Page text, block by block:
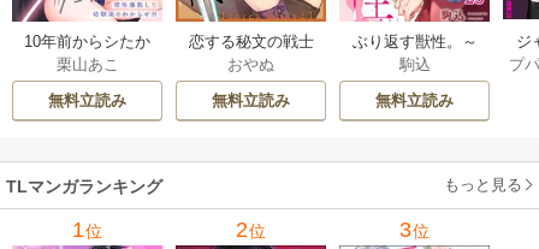
10年前からシたか
った。～理性爆散
した幼馴染のわか
らせＨ 12巻
栗山あこ
無料立読み
恋する秘文の戦士
たち【forcs edite
d】 43-44巻
おやぬ
無料立読み
ぶり返す獣性。～
カースト上位な男
の、10年越しの激
愛 23巻
駒込
無料立読み
ジ
ク
プ
TLマンガランキング もっと見る
1位 2位 3位